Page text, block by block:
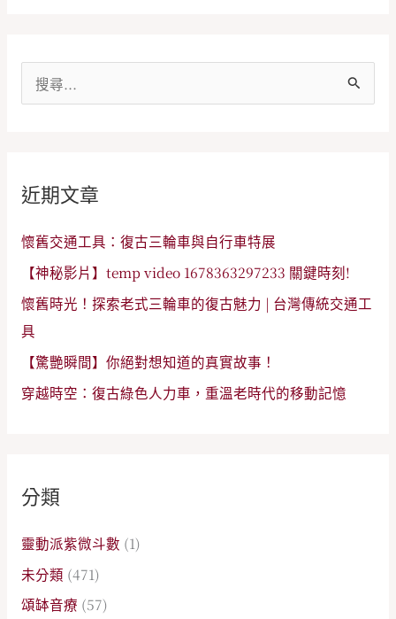
字
近期文章
懷舊交通工具：復古三輪車與自行車特展
【神秘影片】temp video 1678363297233 關鍵時刻!
懷舊時光！探索老式三輪車的復古魅力 | 台灣傳統交通工
具
【驚艷瞬間】你絕對想知道的真實故事！
穿越時空：復古綠色人力車，重溫老時代的移動記憶
分類
靈動派紫微斗數 (1)
未分類 (471)
頌缽音療 (57)